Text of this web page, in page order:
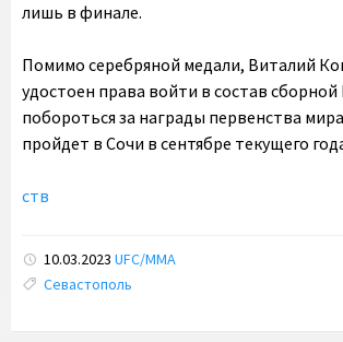
лишь в финале.
Помимо серебряной медали, Виталий
удостоен права войти в состав сборной
побороться за награды первенства
пройдет в Сочи в сентябре текущего
ств
10.03.2023 UFC/ММА
Tags:
Севастополь